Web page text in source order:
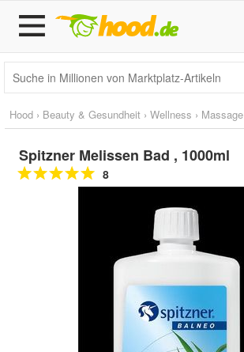
Hood › Beauty & Gesundheit › Wellness › Massage
Spitzner Melissen Bad , 1000ml
8